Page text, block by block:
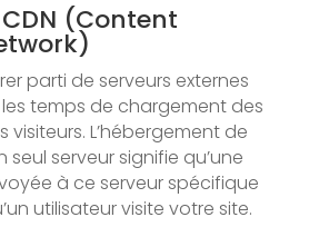
(Content
parti de serveurs externes
temps de chargement des
L’hébergement de
seul serveur signifie qu’une
à ce serveur spécifique
utilisateur visite votre site.